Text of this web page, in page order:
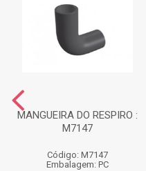
MANGUEIRA DO RESPIRO :
M7147
Código: M7147
Embalagem: PC